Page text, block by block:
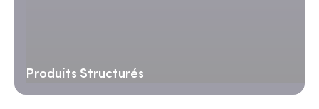
Produits Structurés